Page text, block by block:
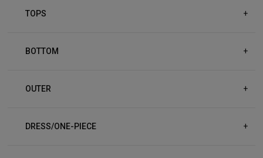
TOPS +
BOTTOM +
OUTER +
DRESS/ONE-PIECE +